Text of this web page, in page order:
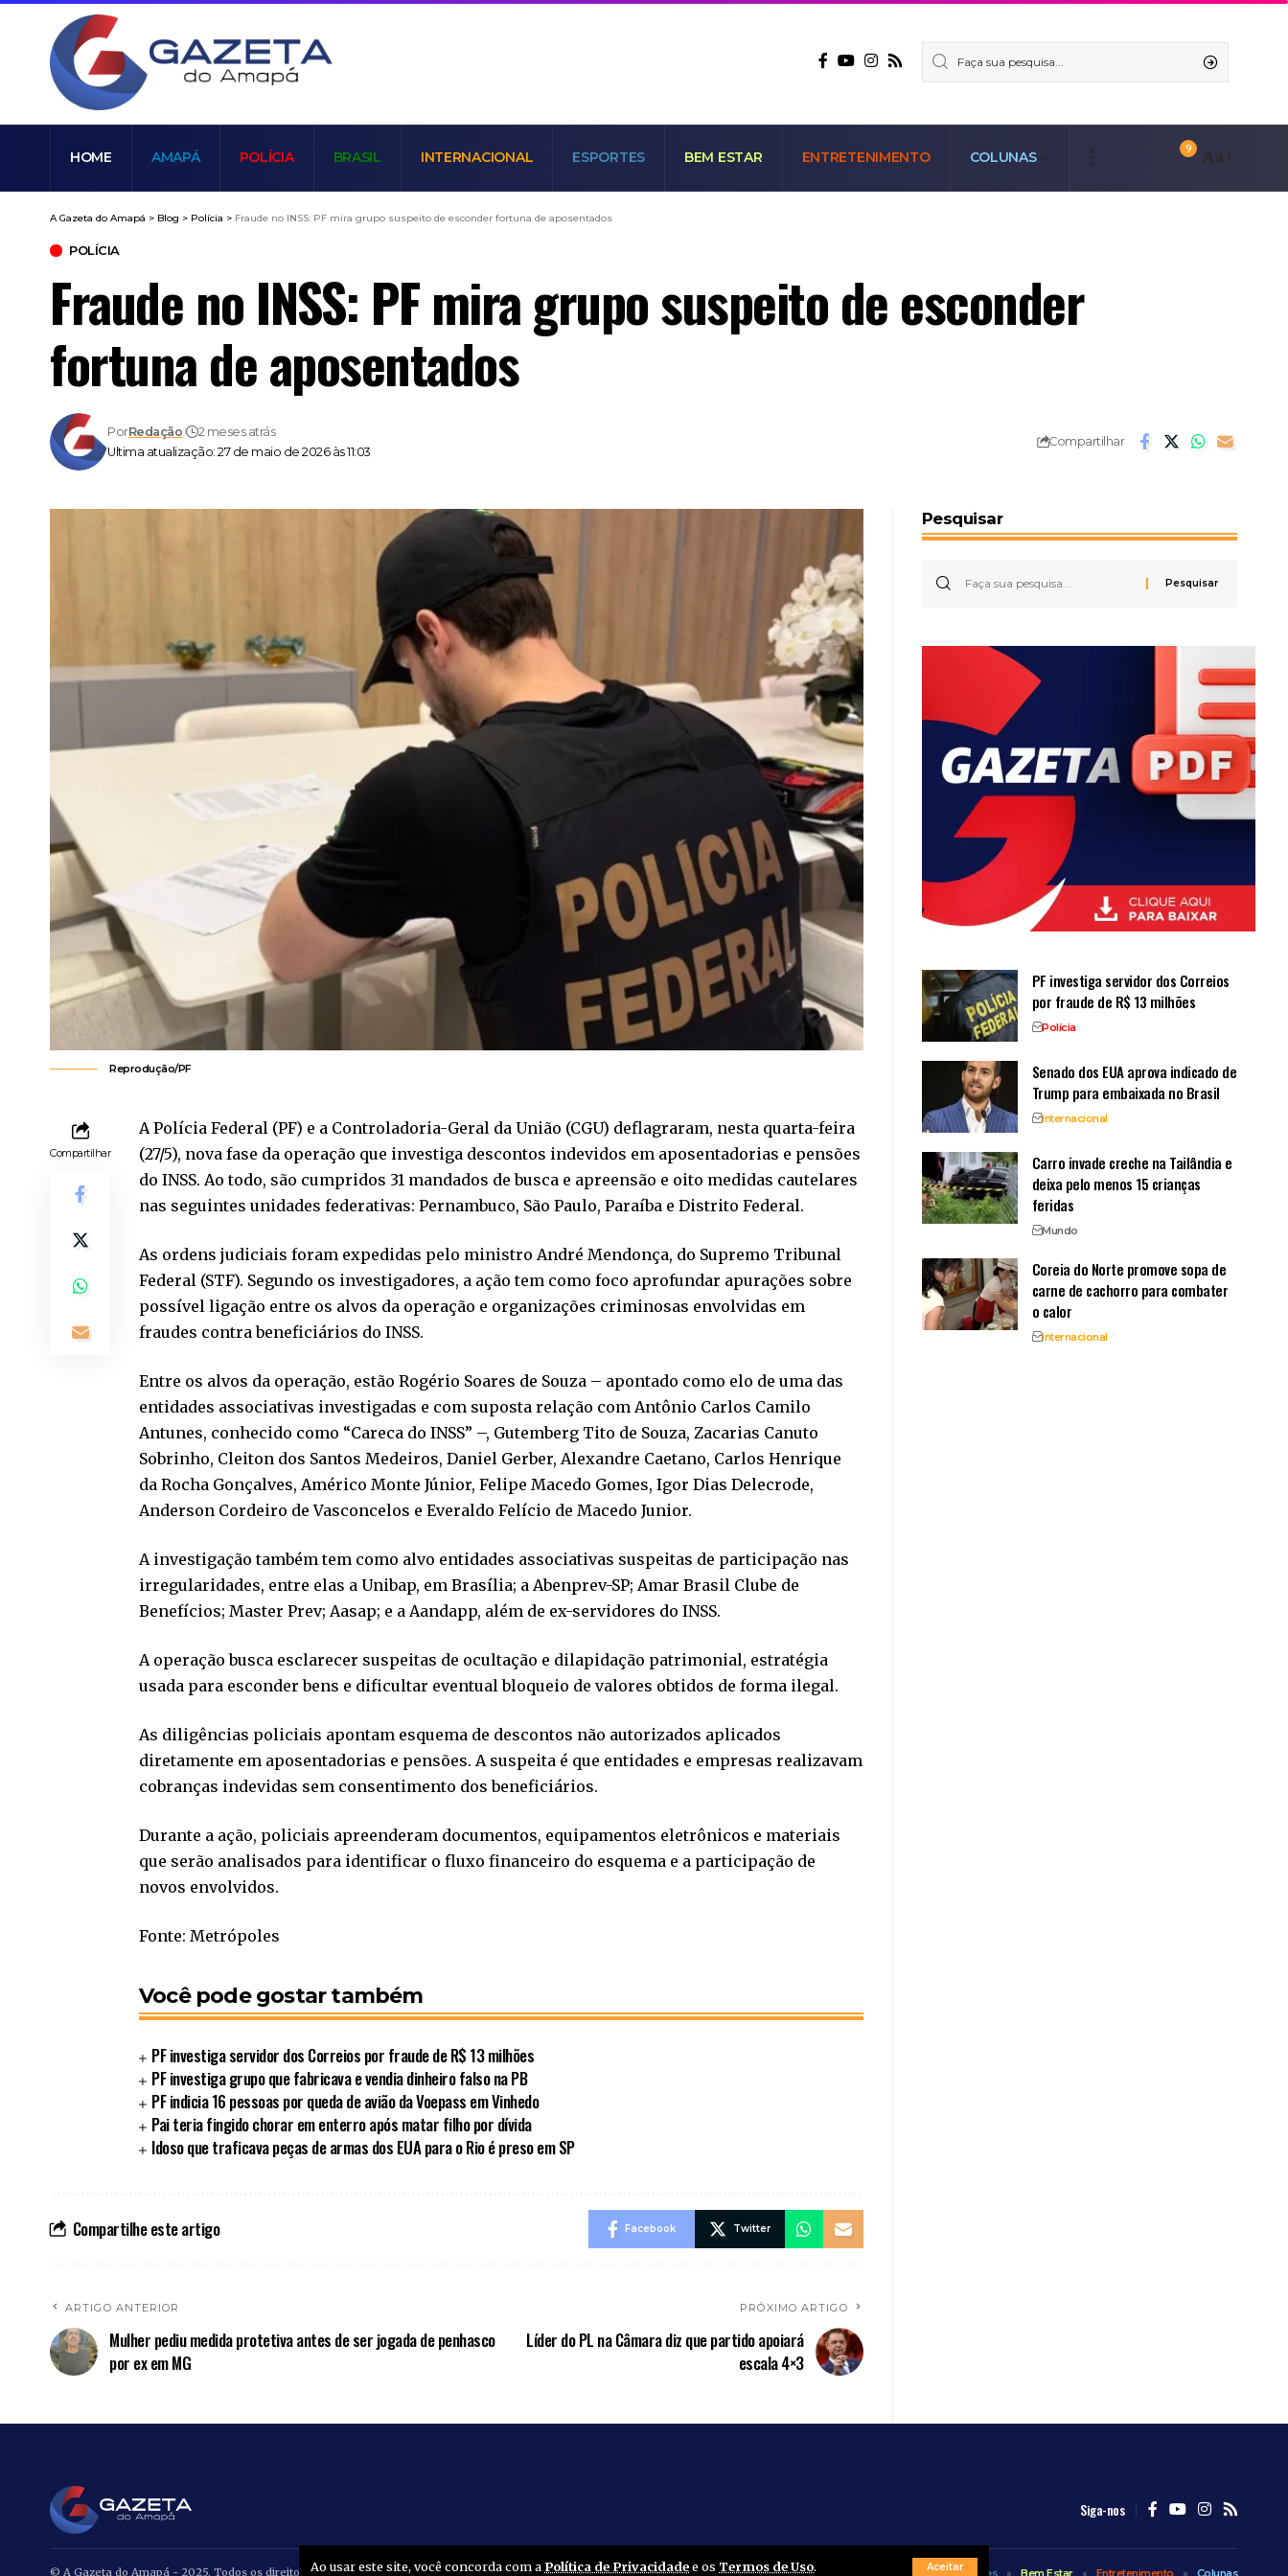
Ao usar este site, você concorda com a Política de Privacidadee os Termos de Uso. Aceitar
HOME AMAPÁ POLÍCIA BRASIL INTERNACIONAL ESPORTES BEM ESTAR ENTRETENIMENTO COLUNAS
9 Aa
A Gazeta do Amapá > Blog > Polícia > Fraude no INSS: PF mira grupo suspeito de esconder fortuna de aposentados
POLÍCIA
Fraude no INSS: PF mira grupo suspeito de esconder
fortuna de aposentados
Ultima atualização: 27 de maio de 2026 às 11:03
PorRedação 2 meses atrás
Compartilhar
Reprodução/PF
Compartilhar
A Polícia Federal (PF) e a Controladoria-Geral da União (CGU) deflagraram, nesta quarta-feira
(27/5), nova fase da operação que investiga descontos indevidos em aposentadorias e pensões
do INSS. Ao todo, são cumpridos 31 mandados de busca e apreensão e oito medidas cautelares
nas seguintes unidades federativas: Pernambuco, São Paulo, Paraíba e Distrito Federal.
As ordens judiciais foram expedidas pelo ministro André Mendonça, do Supremo Tribunal
Federal (STF). Segundo os investigadores, a ação tem como foco aprofundar apurações sobre
possível ligação entre os alvos da operação e organizações criminosas envolvidas em
fraudes contra beneficiários do INSS.
Entre os alvos da operação, estão Rogério Soares de Souza – apontado como elo de uma das
entidades associativas investigadas e com suposta relação com Antônio Carlos Camilo
Antunes, conhecido como “Careca do INSS” –, Gutemberg Tito de Souza, Zacarias Canuto
Sobrinho, Cleiton dos Santos Medeiros, Daniel Gerber, Alexandre Caetano, Carlos Henrique
da Rocha Gonçalves, Américo Monte Júnior, Felipe Macedo Gomes, Igor Dias Delecrode,
Anderson Cordeiro de Vasconcelos e Everaldo Felício de Macedo Junior.
A investigação também tem como alvo entidades associativas suspeitas de participação nas
irregularidades, entre elas a Unibap, em Brasília; a Abenprev-SP; Amar Brasil Clube de
Benefícios; Master Prev; Aasap; e a Aandapp, além de ex-servidores do INSS.
A operação busca esclarecer suspeitas de ocultação e dilapidação patrimonial, estratégia
usada para esconder bens e dificultar eventual bloqueio de valores obtidos de forma ilegal.
As diligências policiais apontam esquema de descontos não autorizados aplicados
diretamente em aposentadorias e pensões. A suspeita é que entidades e empresas realizavam
cobranças indevidas sem consentimento dos beneficiários.
Durante a ação, policiais apreenderam documentos, equipamentos eletrônicos e materiais
que serão analisados para identificar o fluxo financeiro do esquema e a participação de
novos envolvidos.
Fonte: Metrópoles
Você pode gostar também
PF investiga servidor dos Correios por fraude de R$ 13 milhões
PF investiga grupo que fabricava e vendia dinheiro falso na PB
PF indicia 16 pessoas por queda de avião da Voepass em Vinhedo
Pai teria fingido chorar em enterro após matar filho por dívida
Idoso que traficava peças de armas dos EUA para o Rio é preso em SP
Compartilhe este artigo Facebook Twitter
ARTIGO ANTERIOR
Mulher pediu medida protetiva antes de ser jogada de penhasco
por ex em MG
PRÓXIMO ARTIGO
Líder do PL na Câmara diz que partido apoiará
escala 4×3
Pesquisar
PF investiga servidor dos Correios
por fraude de R$ 13 milhões
Polícia
Senado dos EUA aprova indicado de
Trump para embaixada no Brasil
Internacional
Carro invade creche na Tailândia e
deixa pelo menos 15 crianças
feridas
Mundo
Coreia do Norte promove sopa de
carne de cachorro para combater
o calor
Internacional
Siga-nos
© A Gazeta do Amapá - 2025. Todos os direitos reservados.